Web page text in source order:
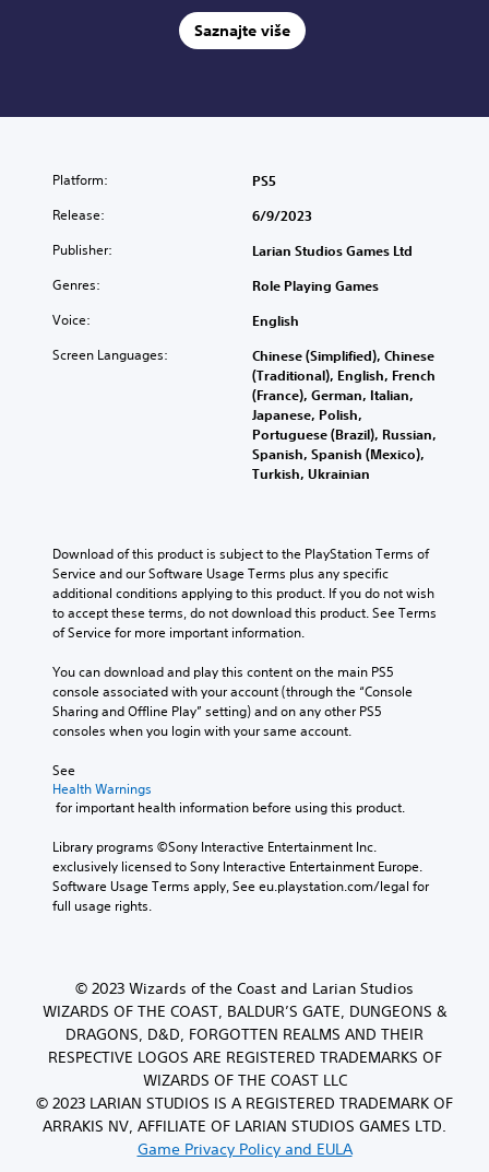
Saznajte više
Platform: PS5
Release: 6/9/2023
Publisher: Larian Studios Games Ltd
Genres: Role Playing Games
Voice: English
Screen Languages:
Chinese (Simplified), Chinese
(Traditional), English, French
(France), German, Italian,
Japanese, Polish,
Portuguese (Brazil), Russian,
Spanish, Spanish (Mexico),
Turkish, Ukrainian
Download of this product is subject to the PlayStation Terms of
Service and our Software Usage Terms plus any specific
additional conditions applying to this product. If you do not wish
to accept these terms, do not download this product. See Terms
of Service for more important information.
You can download and play this content on the main PS5
console associated with your account (through the “Console
Sharing and Offline Play” setting) and on any other PS5
consoles when you login with your same account.
See
Health Warnings
for important health information before using this product.
Library programs ©Sony Interactive Entertainment Inc.
exclusively licensed to Sony Interactive Entertainment Europe.
Software Usage Terms apply, See eu.playstation.com/legal for
full usage rights.
© 2023 Wizards of the Coast and Larian Studios
WIZARDS OF THE COAST, BALDUR’S GATE, DUNGEONS &
DRAGONS, D&D, FORGOTTEN REALMS AND THEIR
RESPECTIVE LOGOS ARE REGISTERED TRADEMARKS OF
WIZARDS OF THE COAST LLC
© 2023 LARIAN STUDIOS IS A REGISTERED TRADEMARK OF
ARRAKIS NV, AFFILIATE OF LARIAN STUDIOS GAMES LTD.
Game Privacy Policy and EULA